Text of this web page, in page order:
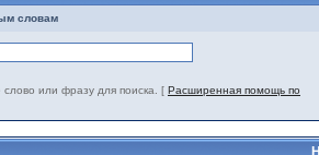
словам
или фразу для поиска. [ Расширенная помощь по